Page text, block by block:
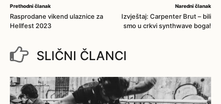
Prethodni članak
Rasprodane vikend ulaznice za
Hellfest 2023
Naredni članak
Izvještaj: Carpenter Brut – bili
smo u crkvi synthwave boga!
SLIČNI ČLANCI